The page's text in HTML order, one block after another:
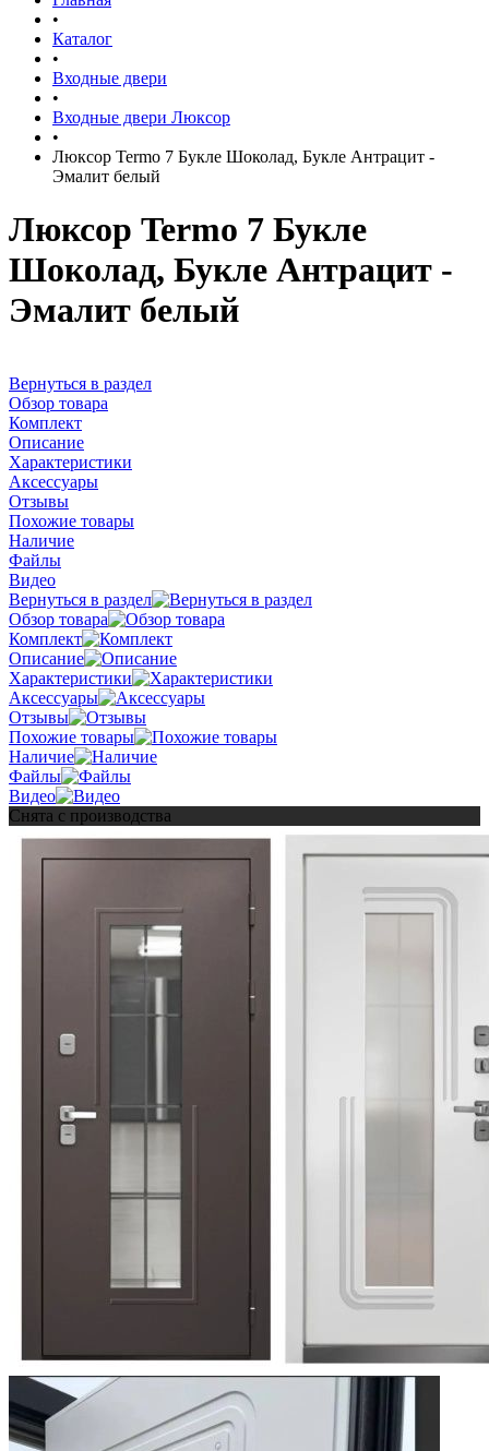
•
Каталог
•
Входные двери
•
Входные двери Люксор
•
Люксор Termo 7 Букле Шоколад, Букле Антрацит -
Эмалит белый
Люксор Termo 7 Букле
Шоколад, Букле Антрацит -
Эмалит белый
Вернуться в раздел
Обзор товара
Комплект
Описание
Характеристики
Аксессуары
Отзывы
Похожие товары
Наличие
Файлы
Видео
Вернуться в раздел
Обзор товара
Комплект
Описание
Характеристики
Аксессуары
Отзывы
Похожие товары
Наличие
Файлы
Видео
Снята с производства